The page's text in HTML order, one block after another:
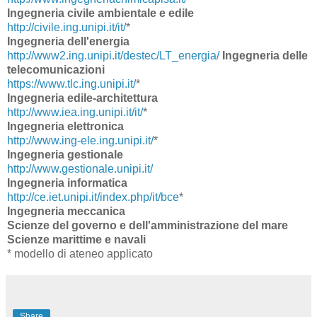
Ingegneria civile ambientale e edile
http://civile.ing.unipi.it/it/*
Ingegneria dell'energia
http://www2.ing.unipi.it/destec/LT_energia/Ingegneria delle
telecomunicazioni
https://www.tlc.ing.unipi.it/*
Ingegneria edile-architettura
http://www.iea.ing.unipi.it/it/*
Ingegneria elettronica
http://www.ing-ele.ing.unipi.it/*
Ingegneria gestionale
http://www.gestionale.unipi.it/
Ingegneria informatica
http://ce.iet.unipi.it/index.php/it/bce*
Ingegneria meccanica
Scienze del governo e dell'amministrazione del mare
Scienze marittime e navali
* modello di ateneo applicato